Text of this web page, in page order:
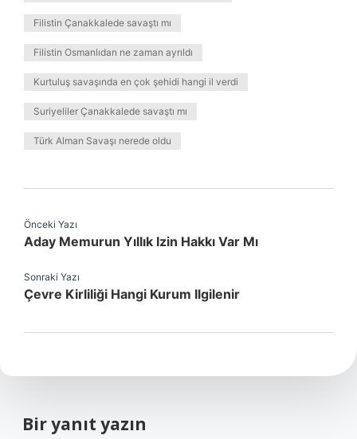
Filistin Çanakkalede savaştı mı
Filistin Osmanlıdan ne zaman ayrıldı
Kurtuluş savaşında en çok şehidi hangi il verdi
Suriyeliler Çanakkalede savaştı mı
Türk Alman Savaşı nerede oldu
Önceki Yazı
Aday Memurun Yıllık Izin Hakkı Var Mı
Sonraki Yazı
Çevre Kirliliği Hangi Kurum Ilgilenir
Bir yanıt yazın